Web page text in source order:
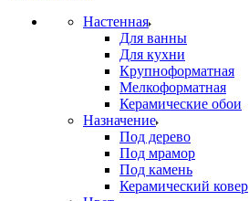
Настенная
Для ванны
Для кухни
Крупноформатная
Мелкоформатная
Керамические обои
Назначение
Под дерево
Под мрамор
Под камень
Керамический ковер